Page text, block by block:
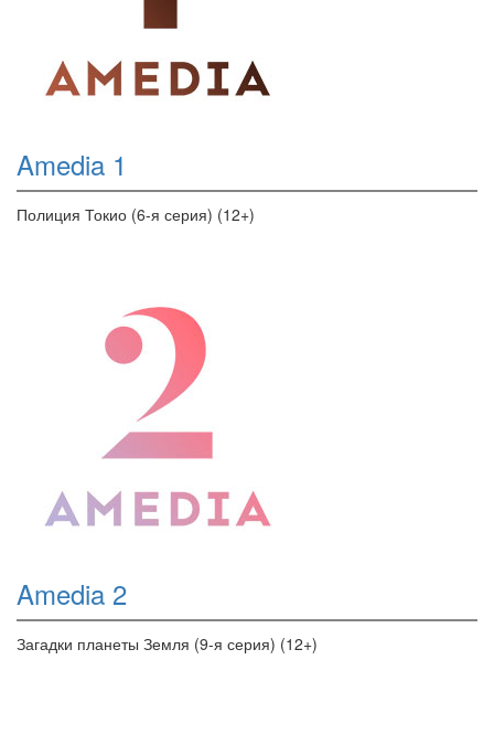
Amedia 1
Полиция Токио (6-я серия) (12+)
Amedia 2
Загадки планеты Земля (9-я серия) (12+)